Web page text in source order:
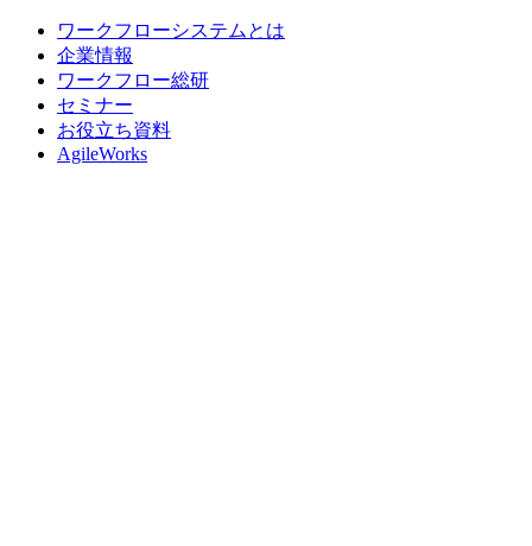
ワークフローシステムとは
企業情報
ワークフロー総研
セミナー
お役立ち資料
AgileWorks